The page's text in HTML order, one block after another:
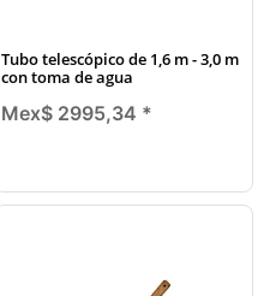
Tubo telescópico de 1,6 m - 3,0 m
con toma de agua
Mex$ 2995,34 *